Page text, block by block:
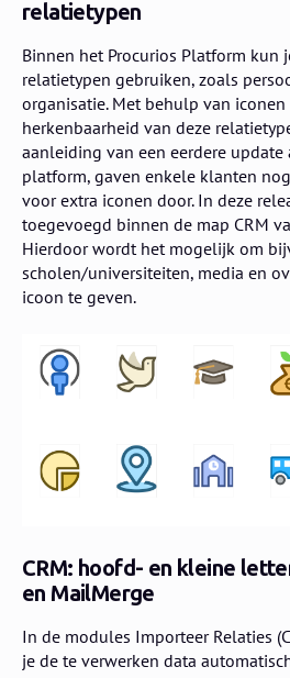
relatietypen
Binnen het Procurios Platform kun
relatietypen gebruiken, zoals
organisatie. Met behulp van
herkenbaarheid van deze
aanleiding van een eerdere update
platform, gaven enkele klanten
voor extra iconen door. In deze
toegevoegd binnen de map CRM
Hierdoor wordt het mogelijk om
scholen/universiteiten, media en
icoon te geven.
CRM: hoofd- en kleine
en MailMerge
In de modules Importeer Relaties
je de te verwerken data